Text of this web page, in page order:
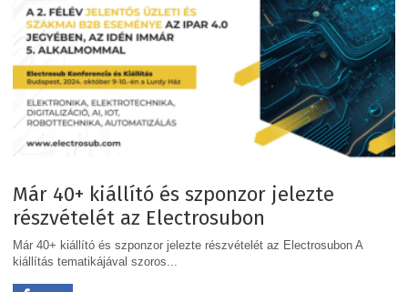
Már 40+ kiállító és szponzor jelezte
részvételét az Electrosubon
Már 40+ kiállító és szponzor jelezte részvételét az Electrosubon A
kiállítás tematikájával szoros...